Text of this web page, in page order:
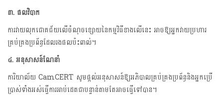
៣. ផលវិបាក
ការវាយលុកជោគជ័យលើចំណុចខ្សោយនៃកម្មវិធីខាងលើនេះ អាចឱ្យអ្នកវាយប្រហារ
គ្រប់គ្រងប្រព័ន្ធដែលរងផលប៉ះពាល់។
៤. អនុសាសន៍ណែនាំ
ការិយាល័យ CamCERT សូមផ្តល់អនុសាសន៍ឱ្យអភិបាលគ្រប់គ្រងប្រព័ន្ធនិងអ្នកប្រើ
ប្រាស់ទាំងអស់ធ្វើការអាប់ដេតជាបន្ទាន់តាមតែអាចធ្វើទៅបាន។